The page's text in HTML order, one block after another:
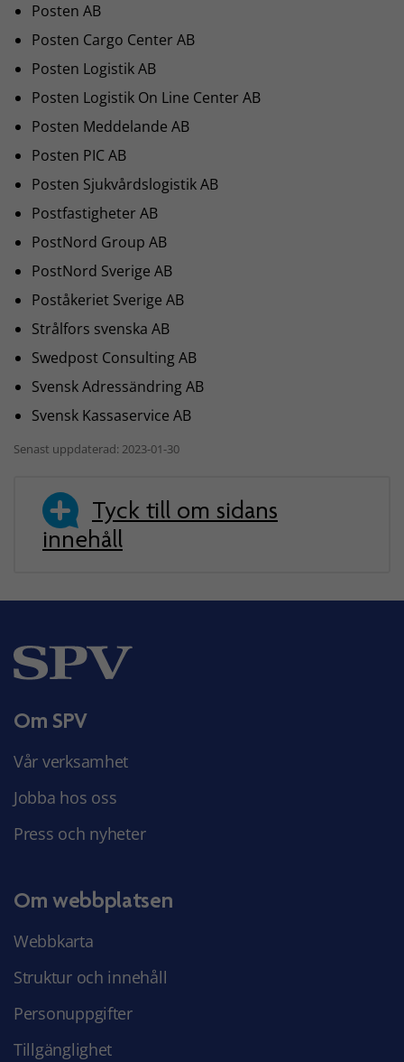
Posten AB
Posten Cargo Center AB
Posten Logistik AB
Posten Logistik On Line Center AB
Posten Meddelande AB
Posten PIC AB
Posten Sjukvårdslogistik AB
Postfastigheter AB
PostNord Group AB
PostNord Sverige AB
Poståkeriet Sverige AB
Strålfors svenska AB
Swedpost Consulting AB
Svensk Adressändring AB
Svensk Kassaservice AB
Senast uppdaterad: 2023-01-30
Tyck till om sidans
innehåll
Om SPV
Vår verksamhet
Jobba hos oss
Press och nyheter
Om webbplatsen
Webbkarta
Struktur och innehåll
Personuppgifter
Tillgänglighet